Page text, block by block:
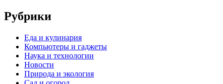
Рубрики
Еда и кулинария
Компьютеры и гаджеты
Наука и технологии
Новости
Природа и экология